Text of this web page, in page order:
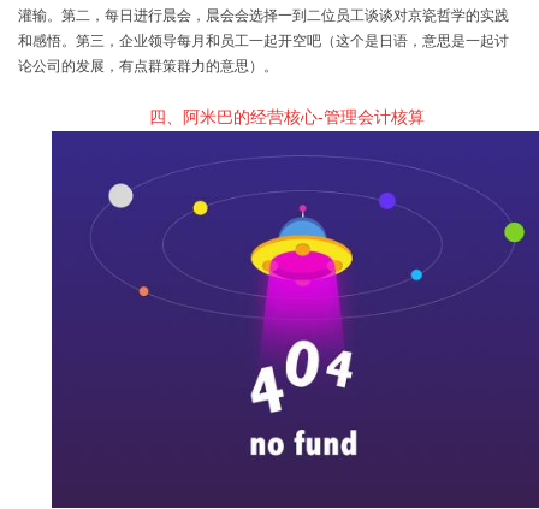
灌输。第二，每日进行晨会，晨会会选择一到二位员工谈谈对京瓷哲学的实践
和感悟。第三，企业领导每月和员工一起开空吧（这个是日语，意思是一起讨
论公司的发展，有点群策群力的意思）。
四、阿米巴的经营核心-管理会计核算